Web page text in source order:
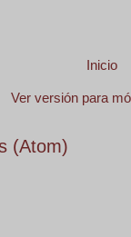
Inicio
Ver versión para
(Atom)